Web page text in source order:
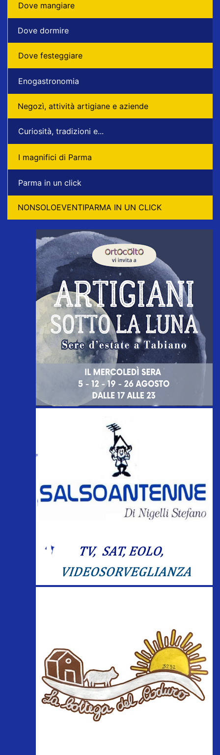
Dove mangiare
Dove dormire
Dove festeggiare
Enogastronomia
Negozì, attività artigiane e aziende
Curiosità, tradizioni e...
I magnifici di Parma
Parma in un click
NONSOLOEVENTIPARMA IN UN CLICK